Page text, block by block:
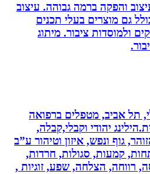
והפקה ברמה גבוהה. עיצוב
גם מוצרים בעלי תכנים
ולמוסדות ציבור. מיתוג
תל אביב, מטפלים ברפואה
יהודי וקבלי,קבלה,
גוף ונפש, איזון וטיהור ע”ב
קמעות, סגולות, חרדות,
רווחה, הצלחה, שפע, זוגיות ,